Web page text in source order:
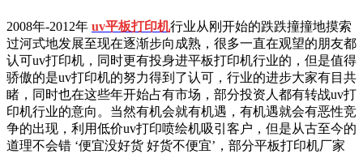
2008年-2012年 uv平板打印机行业从刚开始的跌跌撞撞地摸索
过河式地发展至现在逐渐步向成熟，很多一直在观望的朋友都
认可uv打印机，同时更有投身进平板打印机行业的，但是值得
骄傲的是uv打印机的努力得到了认可，行业的进步大家有目共
睹，同时也在这些年开始占有市场，部分投资人都有转战uv打
印机行业的意向。当然有机会就有机遇，有机遇就会有恶性竞
争的出现，利用低价uv打印喷绘机吸引客户，但是从古至今的
道理不会错 ‘便宜没好货 好货不便宜’，部分平板打印机厂家